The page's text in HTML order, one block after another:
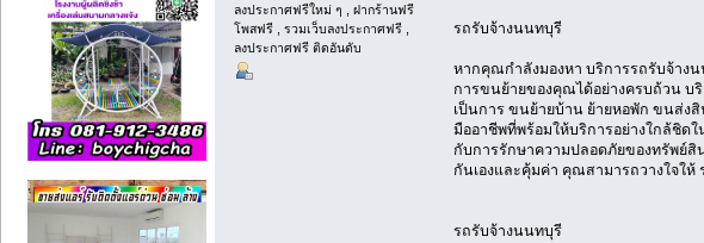
ลงประกาศฟรีใหม่ ๆ , ฝากร้านฟรี
โพสฟรี , รวมเว็บลงประกาศฟรี ,
ลงประกาศฟรี ติดอันดับ
รถรับจ้างนนทบุรี
หากคุณกำลังมองหา บริการรถรับจ้าง
การขนย้ายของคุณได้อย่างครบถ้วน บ
เป็นการ ขนย้ายบ้าน ย้ายหอพัก ขนส่ง
มืออาชีพที่พร้อมให้บริการอย่างใกล้ชิด
กับการรักษาความปลอดภัยของทรัพย์สิ
กันเองและคุ้มค่า คุณสามารถวางใจใ
รถรับจ้างนนทบุรี